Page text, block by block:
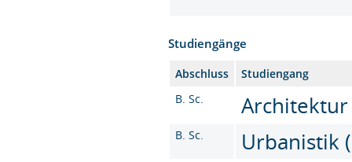
Studiengänge
Abschluss
Studiengang
B. Sc.
Architektur
B. Sc. Urbanistik